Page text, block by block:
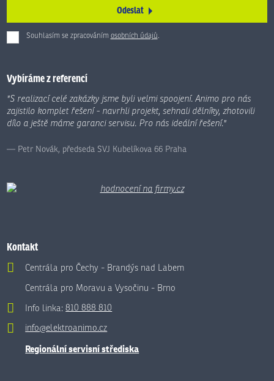
Odeslat
Souhlasím se zpracováním osobních údajů
Formulář
nepodařilo
odeslat.
Vybíráme z referencí
"S realizací celé zakázky jsme byli velmi spoojení. Animo pro nás
zajistilo komplet řešení - navrhli projekt, sehnali dělníky, zhotovili
dílo a ještě máme garanci servisu. Pro nás ideální řešení."
Petr Novák, předseda SVJ Kubelíkova 66 Praha
Kontakt
Centrála pro Čechy - Brandýs nad Labem
Centrála pro Moravu a Vysočinu - Brno
Info linka:810 888 810
info@elektroanimo.cz
Regionální servisní střediska